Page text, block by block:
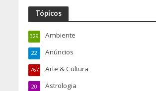
Tópicos
Ambiente
329
Anúncios
22
Arte & Cultura
767
Astrologia
20